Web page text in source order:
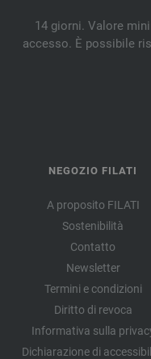
14 giorni. Valore
accesso. È possibile
NEGOZIO FILATI
A proposito FILATI
Sostenibilità
Contatto
Newsletter
Termini e condizioni
Diritto di revoca
Informativa sulla
Dichiarazione di